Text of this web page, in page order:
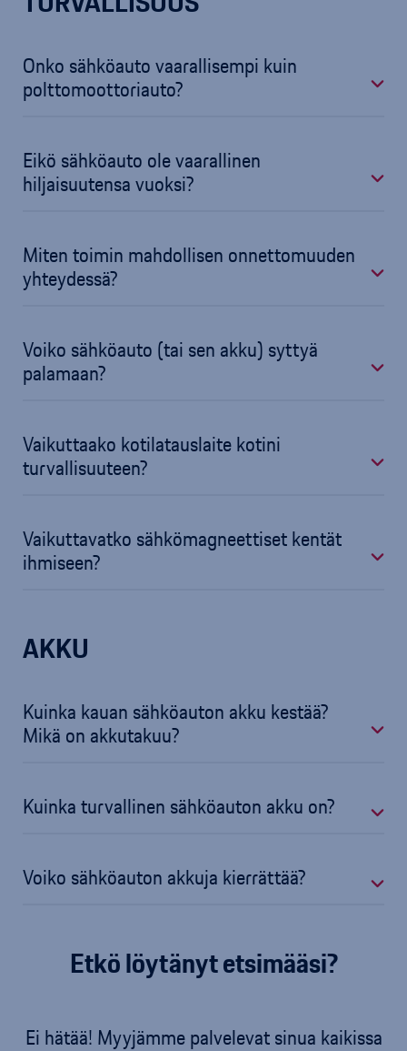
Onko sähköauto vaarallisempi kuin
polttomoottoriauto?
Eikö sähköauto ole vaarallinen
hiljaisuutensa vuoksi?
Miten toimin mahdollisen onnettomuuden
yhteydessä?
Voiko sähköauto (tai sen akku) syttyä
palamaan?
Vaikuttaako kotilatauslaite kotini
turvallisuuteen?
Vaikuttavatko sähkömagneettiset kentät
ihmiseen?
AKKU
Kuinka kauan sähköauton akku kestää?
Mikä on akkutakuu?
Kuinka turvallinen sähköauton akku on?
Voiko sähköauton akkuja kierrättää?
Etkö löytänyt etsimääsi?
Ei hätää! Myyjämme palvelevat sinua kaikissa